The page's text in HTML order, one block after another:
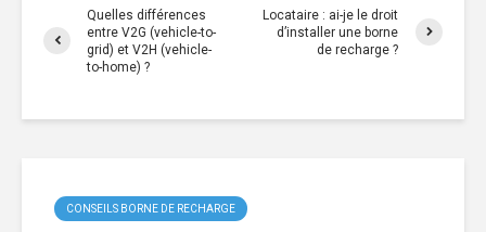
Quelles différences
entre V2G (vehicle-to-
grid) et V2H (vehicle-
to-home) ?
Locataire : ai-je le droit
d’installer une borne
de recharge ?
CONSEILS BORNE DE RECHARGE